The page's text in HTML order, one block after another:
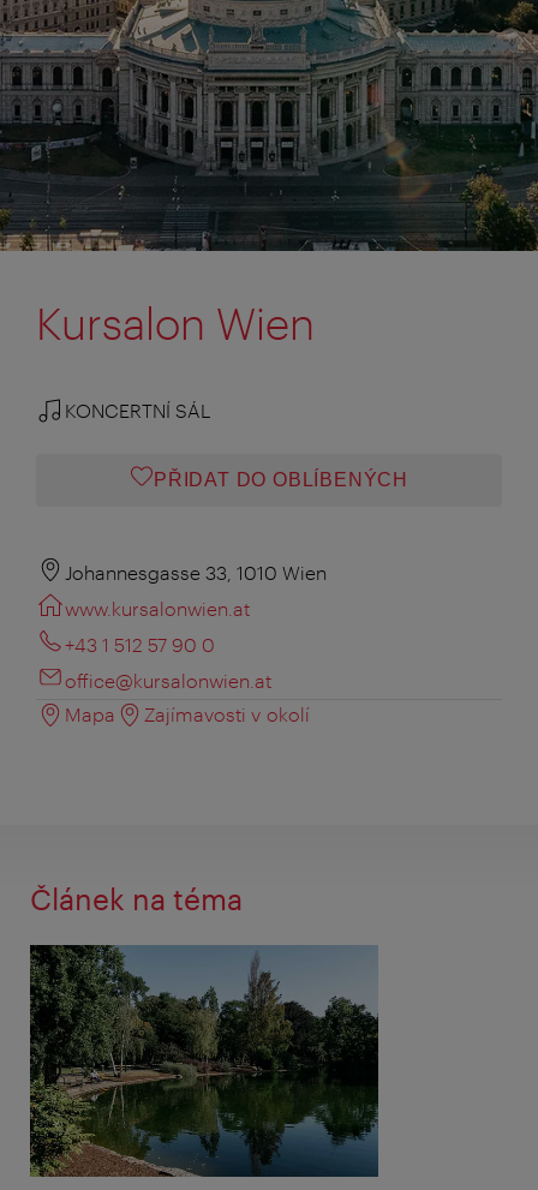
Kursalon Wien
KONCERTNÍ SÁL
PŘIDAT DO OBLÍBENÝCH
Johannesgasse 33, 1010 Wien
www.kursalonwien.at
+43 1 512 57 90 0
office@kursalonwien.at
Mapa
Zajímavosti v okolí
Článek na téma